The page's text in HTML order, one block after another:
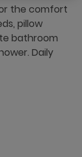
the comfort
pillow
bathroom
Daily